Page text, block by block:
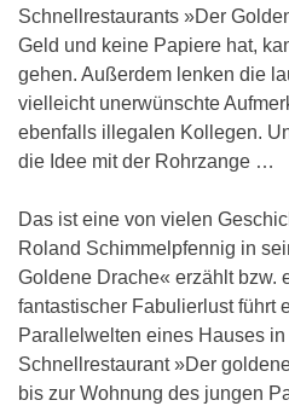
Schnellrestaurants »Der
Geld und keine Papiere hat,
gehen. Außerdem lenken die
vielleicht unerwünschte
ebenfalls illegalen Kollegen.
die Idee mit der Rohrzange …
Das ist eine von vielen
Roland Schimmelpfennig in
Goldene Drache« erzählt bzw.
fantastischer Fabulierlust führt
Parallelwelten eines Hauses
Schnellrestaurant »Der
bis zur Wohnung des jungen